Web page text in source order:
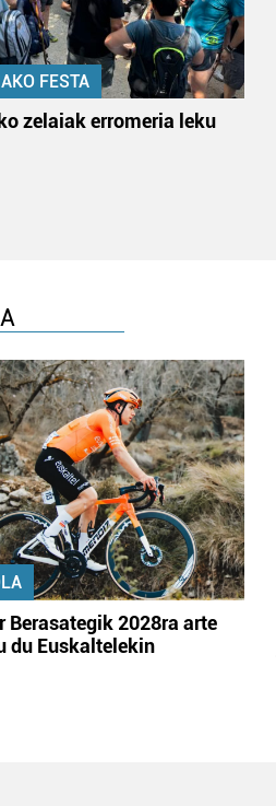
FESTA
zelaiak erromeria leku
Berasategik 2028ra arte
du Euskaltelekin